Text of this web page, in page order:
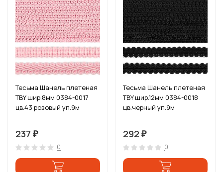
Тесьма Шанель плетеная
TBY шир.8мм 0384-0017
цв.43 розовый уп.9м
237 ₽
0
Тесьма Шанель плетеная
TBY шир.12мм 0384-0018
цв.черный уп.9м
292 ₽
0